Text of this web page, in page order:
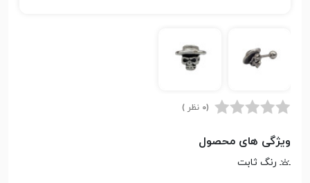
(0 نظر )
ویژگی های محصول
رنگ ثابت